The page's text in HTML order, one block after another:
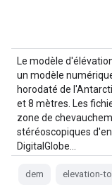
Le modèle
un modèle
horodaté de
et 8 mètres. Les
zone de
stéréoscopiques
DigitalGlobe…
dem elevation-